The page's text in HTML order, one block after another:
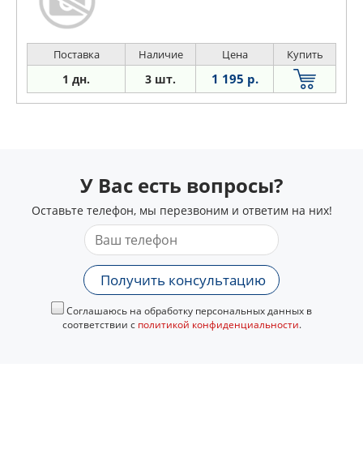
Поставка Наличие Цена Купить
1 дн. 3 шт. 1 195 р.
У Вас есть вопросы?
Оставьте телефон, мы перезвоним и ответим на них!
Получить консультацию
Соглашаюсь на обработку персональных данных в
соответствии с политикой конфиденциальности.